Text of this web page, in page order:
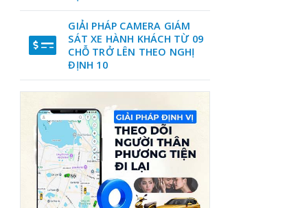
GIẢI PHÁP CAMERA GIÁM
SÁT XE HÀNH KHÁCH TỪ 09
CHỖ TRỞ LÊN THEO NGHỊ
ĐỊNH 10